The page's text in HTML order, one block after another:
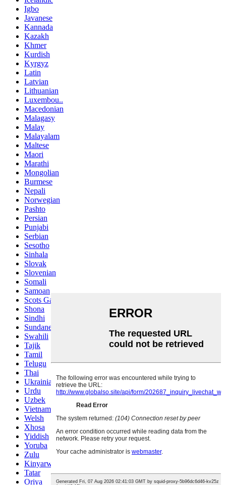
Igbo
Javanese
Kannada
Kazakh
Khmer
Kurdish
Kyrgyz
Latin
Latvian
Lithuanian
Luxembou..
Macedonian
Malagasy
Malay
Malayalam
Maltese
Maori
Marathi
Mongolian
Burmese
Nepali
Norwegian
Pashto
Persian
Punjabi
Serbian
Sesotho
Sinhala
Slovak
Slovenian
Somali
Samoan
Scots Gaelic
Shona
Sindhi
Sundanese
Swahili
Tajik
Tamil
Telugu
Thai
Ukrainian
Urdu
Uzbek
Vietnamese
Welsh
Xhosa
Yiddish
Yoruba
Zulu
Kinyarwanda
Tatar
Oriya